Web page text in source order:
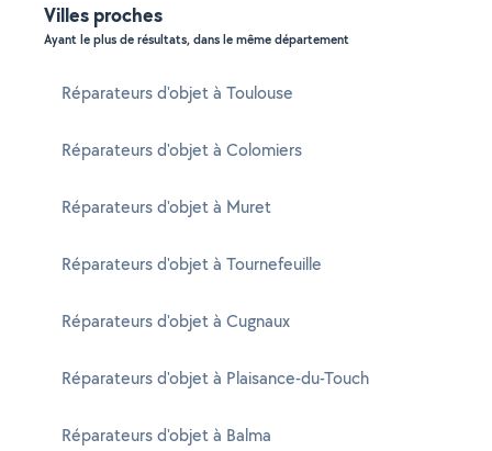
Villes proches
Ayant le plus de résultats, dans le même département
Réparateurs d'objet à Toulouse
Réparateurs d'objet à Colomiers
Réparateurs d'objet à Muret
Réparateurs d'objet à Tournefeuille
Réparateurs d'objet à Cugnaux
Réparateurs d'objet à Plaisance-du-Touch
Réparateurs d'objet à Balma